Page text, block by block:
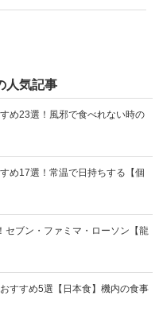
人気記事
め23選！風邪で食べれない時の
め17選！常温で日持ちする【個
セブン・ファミマ・ローソン【龍
すすめ5選【日本食】機内の食事